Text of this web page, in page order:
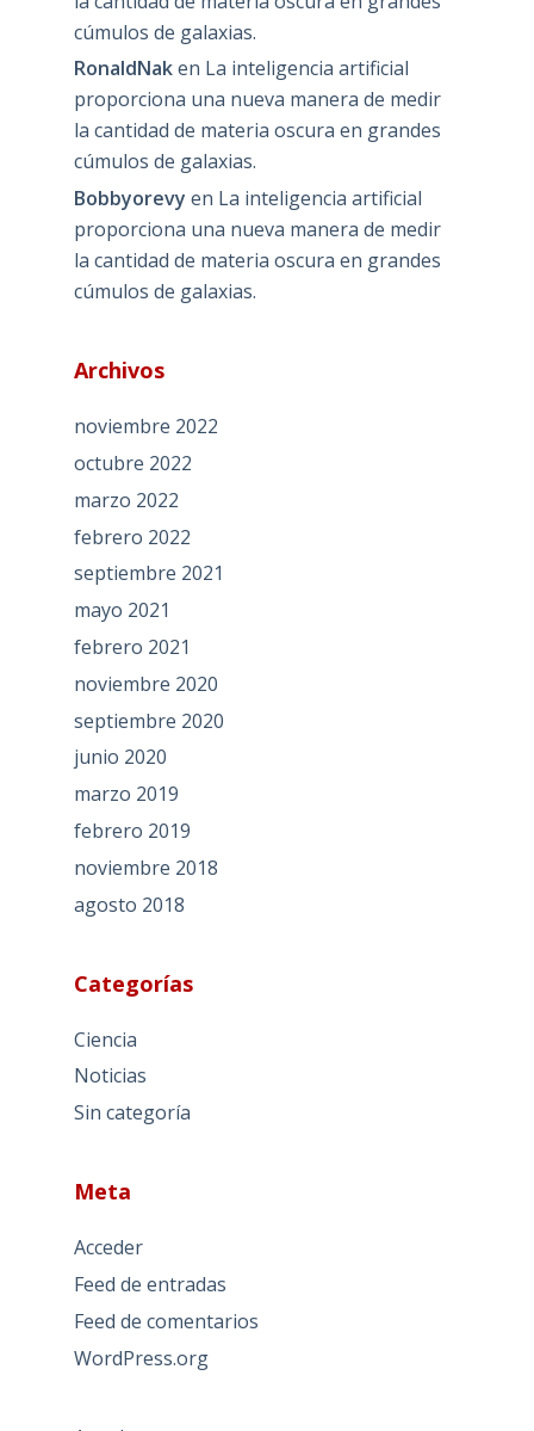
cúmulos de galaxias.
RonaldNaken La inteligencia artificial
proporciona una nueva manera de medir
la cantidad de materia oscura en grandes
cúmulos de galaxias.
Bobbyorevy en La inteligencia artificial
proporciona una nueva manera de medir
la cantidad de materia oscura en grandes
cúmulos de galaxias.
Archivos
noviembre 2022
octubre 2022
marzo 2022
febrero 2022
septiembre 2021
mayo 2021
febrero 2021
noviembre 2020
septiembre 2020
junio 2020
marzo 2019
febrero 2019
noviembre 2018
agosto 2018
Categorías
Ciencia
Noticias
Sin categoría
Meta
Acceder
Feed de entradas
Feed de comentarios
WordPress.org